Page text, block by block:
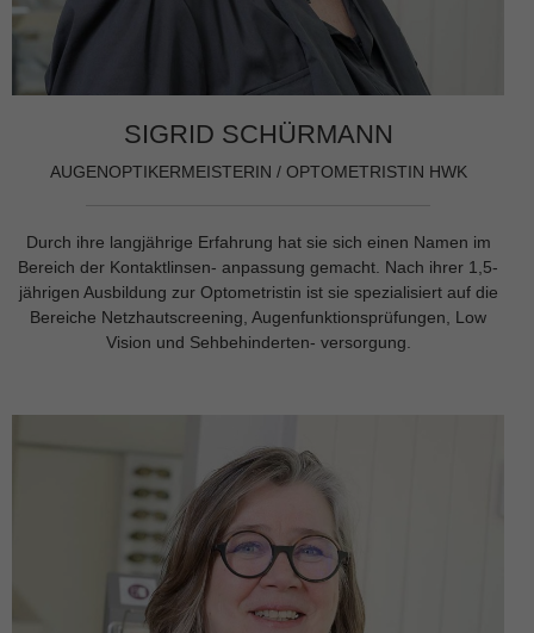
SIGRID SCHÜRMANN
AUGENOPTIKERMEISTERIN / OPTOMETRISTIN HWK
Durch ihre langjährige Erfahrung hat sie sich einen Namen im
Bereich der Kontaktlinsen- anpassung gemacht. Nach ihrer 1,5-
jährigen Ausbildung zur Optometristin ist sie spezialisiert auf die
Bereiche Netzhautscreening, Augenfunktionsprüfungen, Low
Vision und Sehbehinderten- versorgung.